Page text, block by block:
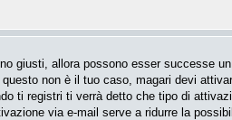
giusti, allora possono esser successe
non è il tuo caso, magari devi
ti registri ti verrà detto che tipo di
via e-mail serve a ridurre la